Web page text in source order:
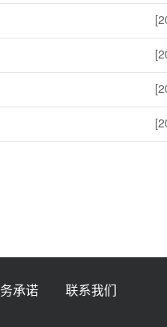
承诺 联系我们